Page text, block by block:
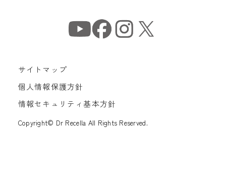
サイトマップ
個人情報保護方針
情報セキュリティ基本方針
Copyright© Dr Recella All Rights Reserved.